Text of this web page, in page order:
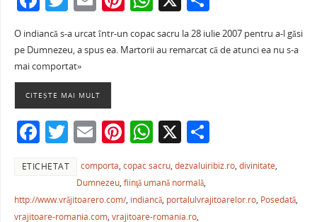
c
e
b
o
o
k
itt
er
m
ai er at
p
p
ar
ta
ză
O indiancă s-a urcat într-un copac sacru la 28 iulie 2007 pentru a-l găsi
pe Dumnezeu, a spus ea. Martorii au remarcat că de atunci ea nu s-a
mai comportat»
CITEȘTE MAI MULT
F
c
e
T
itt
er
E
ai
l
Pi
er
e
W
at
s
X P
ar
ta
je
ETICHETAT comporta,copac sacru,dezvaluiribiz.ro,divinitate,
Dumnezeu,fiinţă umană normală,
http://www.vrăjitoarero.com/, indiancă, portalulvrajitoarelor.ro, Posedată,
vrajitoare-romania.com, vrajitoare-romania.ro,